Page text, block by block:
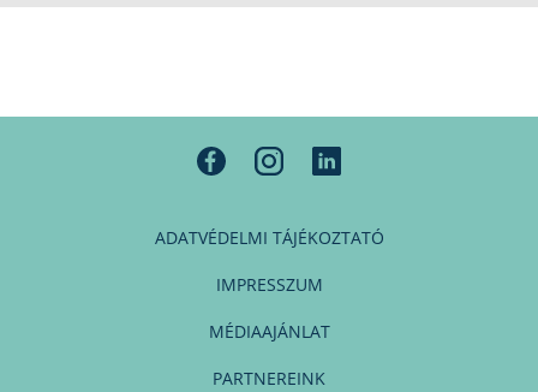
ADATVÉDELMI TÁJÉKOZTATÓ
IMPRESSZUM
MÉDIAAJÁNLAT
PARTNEREINK